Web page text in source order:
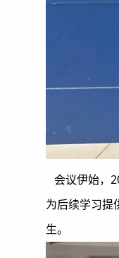
会议伊始，
为后续学习提
生。